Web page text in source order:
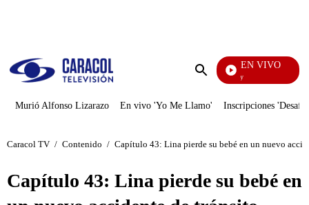
Enviar
EN VIVO
La Finca De Hoy
Murió Alfonso Lizarazo En vivo 'Yo Me Llamo' Inscripciones
Caracol TV / Contenido / Capítulo 43: Lina pierde su bebé en un nuevo
Capítulo 43: Lina pierde su bebé en